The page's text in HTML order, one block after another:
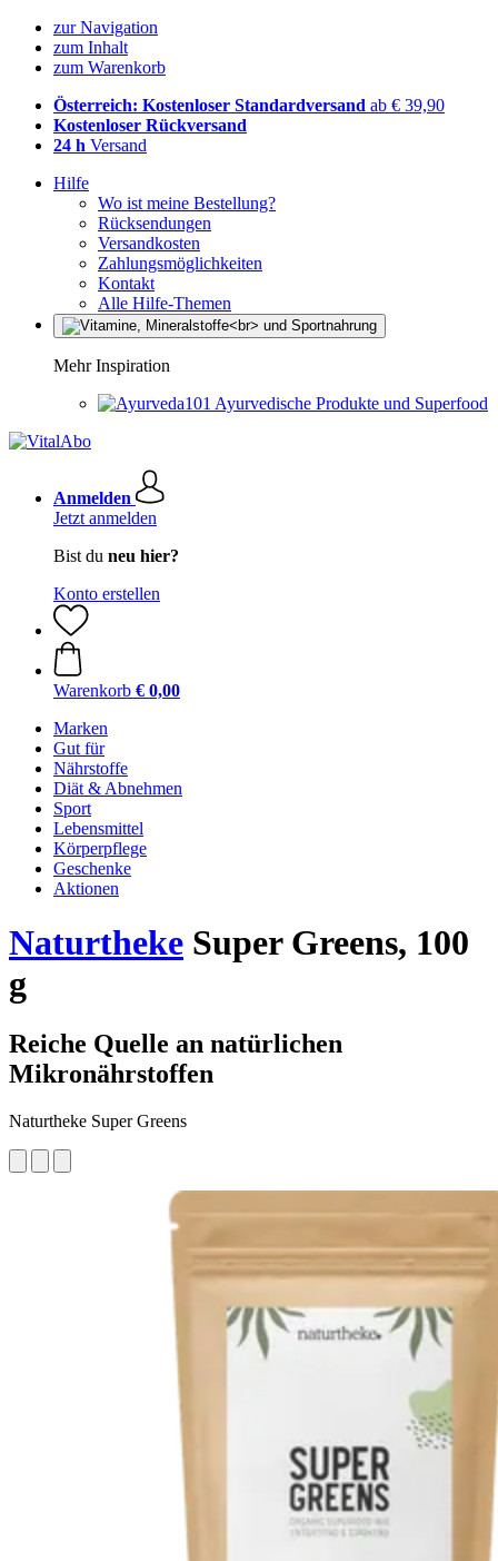
zur Navigation
zum Inhalt
zum Warenkorb
Österreich: Kostenloser Standardversand ab € 39,90
Kostenloser Rückversand
24 h Versand
Hilfe
Wo ist meine Bestellung?
Rücksendungen
Versandkosten
Zahlungsmöglichkeiten
Kontakt
Alle Hilfe-Themen
Mehr Inspiration
Ayurvedische Produkte und Superfood
Anmelden
Jetzt anmelden
Bist du neu hier?
Konto erstellen
Warenkorb € 0,00
Marken
Gut für
Nährstoffe
Diät & Abnehmen
Sport
Lebensmittel
Körperpflege
Geschenke
Aktionen
Naturtheke Super Greens, 100
g
Reiche Quelle an natürlichen
Mikronährstoffen
Naturtheke Super Greens